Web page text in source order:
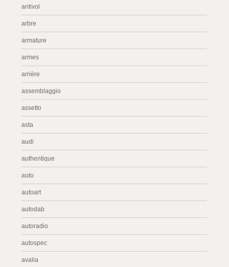
antivol
arbre
armature
armes
arrière
assemblaggio
assetto
asta
audi
authentique
auto
autoart
autodab
autoradio
autospec
avalia